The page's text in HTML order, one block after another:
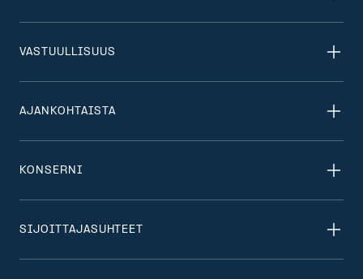
VASTUULLISUUS
AJANKOHTAISTA
KONSERNI
SIJOITTAJASUHTEET